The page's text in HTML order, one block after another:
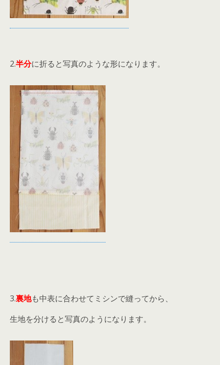
2.半分に折ると写真のような形になります。
3.裏地も中表に合わせてミシンで縫ってから、
生地を分けると写真のようになります。